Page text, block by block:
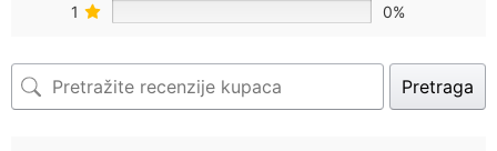
1
0%
Pretraga